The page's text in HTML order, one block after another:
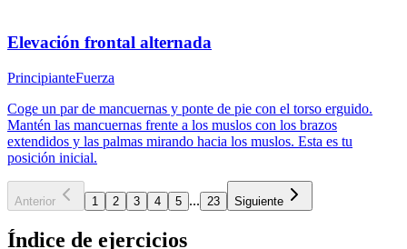
Elevación frontal alternada
PrincipianteFuerza
Coge un par de mancuernas y ponte de pie con el torso erguido.
Mantén las mancuernas frente a los muslos con los brazos
extendidos y las palmas mirando hacia los muslos. Esta es tu
posición inicial.
Anterior 1 2 3 4 5 ... 23 Siguiente
Índice de ejercicios